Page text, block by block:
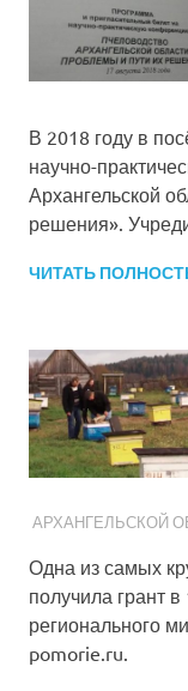
В 2018 году в
научно-
Архангельской
решения».
ЧИТАТЬ
АРХАНГЕЛЬСКОЙ
Одна из самых
получила грант
регионального
pomorie.ru.